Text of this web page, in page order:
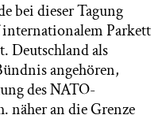
bei dieser Tagung
Parkett
Deutschland als
angehören,
des NATO-
näher an die Grenze